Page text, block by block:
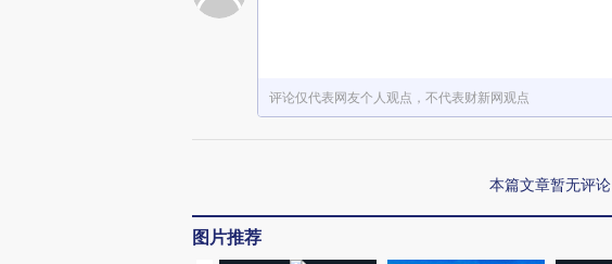
评论仅代表网友个人观点，不代表财新网观点
本篇文章暂无评论
图片推荐